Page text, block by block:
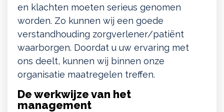
en klachten moeten serieus genomen
worden. Zo kunnen wij een goede
verstandhouding zorgverlener/patiënt
waarborgen. Doordat u uw ervaring met
ons deelt, kunnen wij binnen onze
organisatie maatregelen treffen.
De werkwijze van het
management